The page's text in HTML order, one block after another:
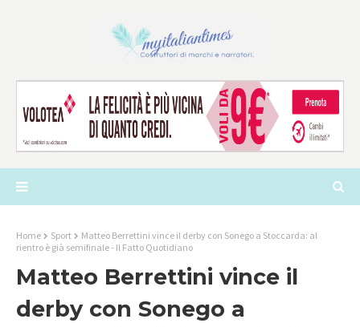
Home Sport
Matteo Berrettini vince il derby con Sonego a Stoccarda: al
rientro è già semifinale - Il Fatto Quotidiano
Matteo Berrettini vince il
derby con Sonego a